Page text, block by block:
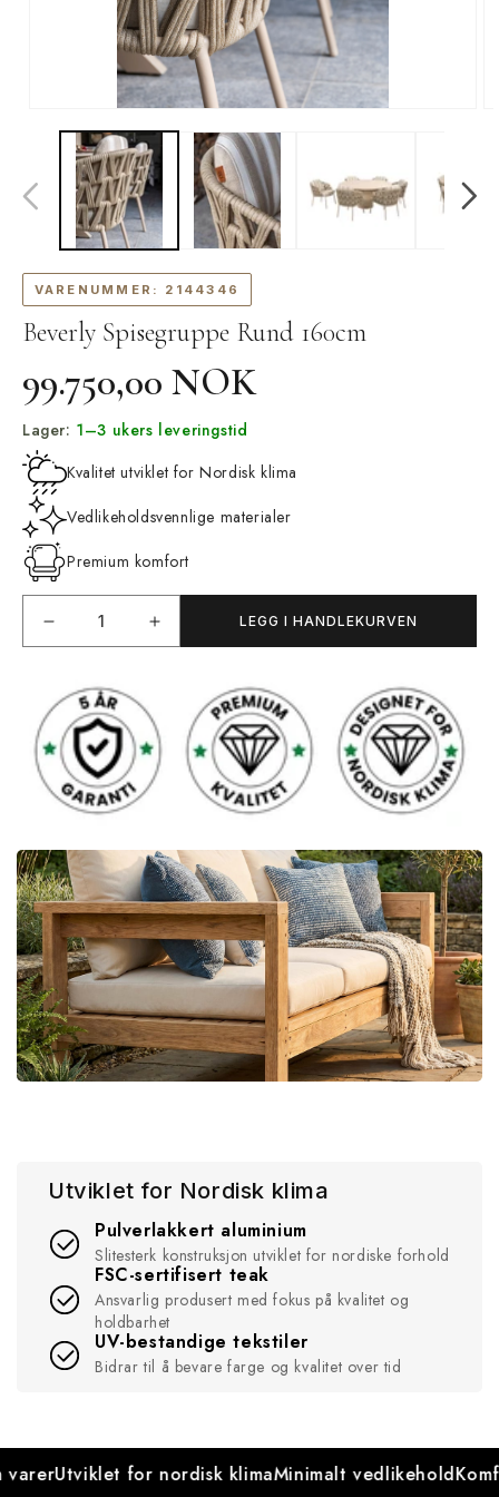
medie
modal
VARENUMMER: 2144346
Beverly Spisegruppe Rund 160cm
pris
99.750,00 NOK
Lager: 1–3 ukers leveringstid
Kvalitet utviklet for Nordisk klima
Vedlikeholdsvennlige materialer
Premium komfort
antallet
Beverly
Spisegruppe
Rund
160cm
Øk
antallet
Beverly
Spisegruppe
Rund
160cm
LEGG I HANDLEKURVEN
Utviklet for Nordisk klima
Pulverlakkert aluminium
Slitesterk konstruksjon utviklet for nordiske forhold
FSC-sertifisert teak
Ansvarlig produsert med fokus på kvalitet og
holdbarhet
UV-bestandige tekstiler
Bidrar til å bevare farge og kvalitet over tid
Utviklet for nordisk klimaMinimalt vedlikehold